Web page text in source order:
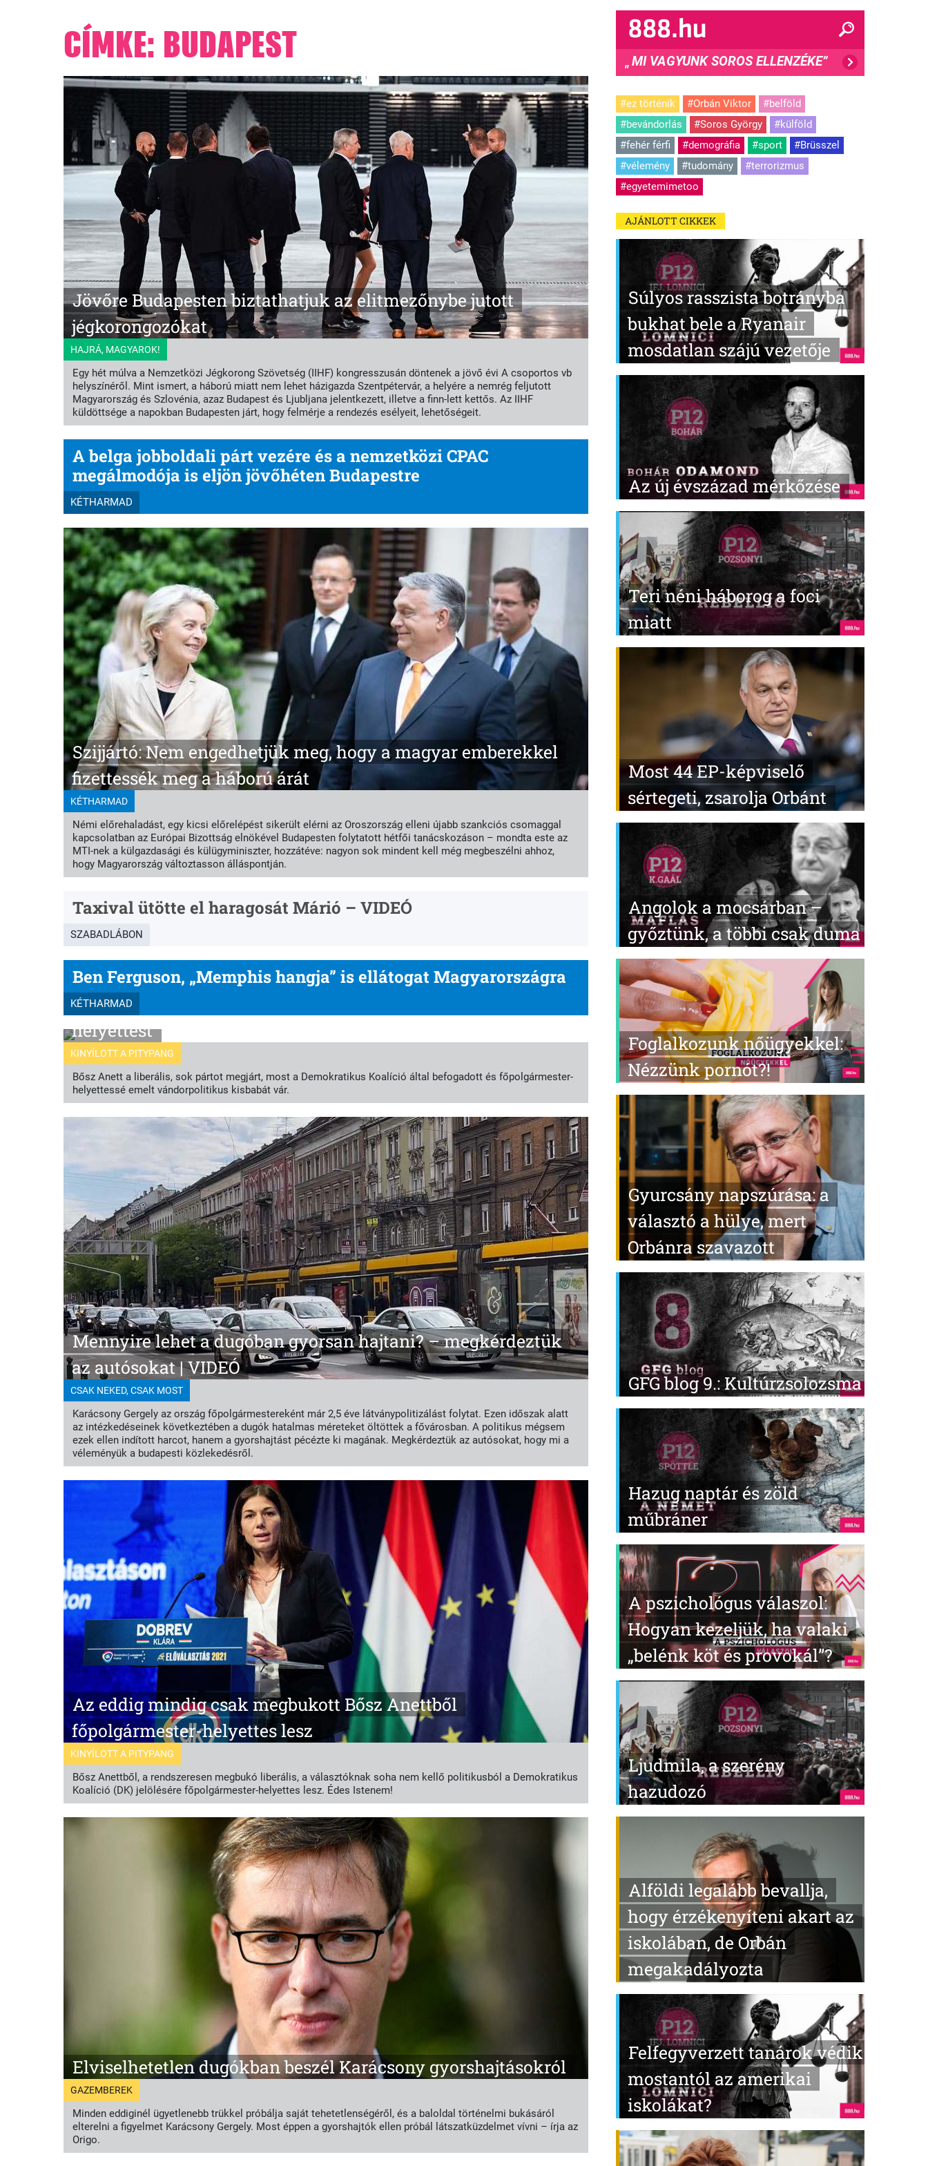
"
MI VAGYUNK SOROS ELLENZÉKE”
#ez történik #Orbán Viktor
#belföld
#bevándorlás
#Soros György
#külföld
#fehér férfi
#demográfia #sport
#Brüsszel
#vélemény
#tudomány
#terrorizmus
#egyetemimetoo
CÍMKE: BUDAPEST
Jövőre Budapesten biztathatjuk az elitmezőnybe jutott
jégkorongozókat
HAJRÁ, MAGYAROK!
Egy hét múlva a Nemzetközi Jégkorong Szövetség (IIHF) kongresszusán döntenek a jövő évi A csoportos vb
helyszínéről. Mint ismert, a háború miatt nem lehet házigazda Szentpétervár, a helyére a nemrég feljutott
Magyarország és Szlovénia, azaz Budapest és Ljubljana jelentkezett, illetve a finn-lett kettős. Az IIHF
küldöttsége a napokban Budapesten járt, hogy felmérje a rendezés esélyeit, lehetőségeit.
A belga jobboldali párt vezére és a nemzetközi CPAC
megálmodója is eljön jövőhéten Budapestre
KÉTHARMAD
Szijjártó: Nem engedhetjük meg, hogy a magyar emberekkel
fizettessék meg a háború árát
KÉTHARMAD
Némi előrehaladást, egy kicsi előrelépést sikerült elérni az Oroszország elleni újabb szankciós csomaggal
kapcsolatban az Európai Bizottság elnökével Budapesten folytatott hétfői tanácskozáson – mondta este az
MTI-nek a külgazdasági és külügyminiszter, hozzátéve: nagyon sok mindent kell még megbeszélni ahhoz,
hogy Magyarország változtasson álláspontján.
Taxival ütötte el haragosát Márió – VIDEÓ
SZABADLÁBON
Ben Ferguson, „Memphis hangja” is ellátogat Magyarországra
KÉTHARMAD
Bősz Anett babát vár, a budapestiek normális főpolgármester-
helyettest
KINYÍLOTT A PITYPANG
Bősz Anett a liberális, sok pártot megjárt, most a Demokratikus Koalíció által befogadott és főpolgármester-
helyettessé emelt vándorpolitikus kisbabát vár.
Mennyire lehet a dugóban gyorsan hajtani? – megkérdeztük
az autósokat | VIDEÓ
CSAK NEKED, CSAK MOST
Karácsony Gergely az ország főpolgármestereként már 2,5 éve látványpolitizálást folytat. Ezen időszak alatt
az intézkedéseinek következtében a dugók hatalmas méreteket öltöttek a fővárosban. A politikus mégsem
ezek ellen indított harcot, hanem a gyorshajtást pécézte ki magának. Megkérdeztük az autósokat, hogy mi a
véleményük a budapesti közlekedésről.
Az eddig mindig csak megbukott Bősz Anettből
főpolgármester-helyettes lesz
KINYÍLOTT A PITYPANG
Bősz Anettből, a rendszeresen megbukó liberális, a választóknak soha nem kellő politikusból a Demokratikus
Koalíció (DK) jelölésére főpolgármester-helyettes lesz. Édes Istenem!
Elviselhetetlen dugókban beszél Karácsony gyorshajtásokról
GAZEMBEREK
Minden eddiginél ügyetlenebb trükkel próbálja saját tehetetlenségéről, és a baloldal történelmi bukásáról
elterelni a figyelmet Karácsony Gergely. Most éppen a gyorshajtók ellen próbál látszatküzdelmet vívni – írja az
Origo.
Karácsony harcot hirdetett a gyorshajtás ellen, de már jó ideje
AJÁNLOTT CIKKEK
Súlyos rasszista botrányba
bukhat bele a Ryanair
mosdatlan szájú vezetője
Az új évszázad mérkőzése
Teri néni háborog a foci
miatt
Most 44 EP-képviselő
sértegeti, zsarolja Orbánt
Angolok a mocsárban –
győztünk, a többi csak duma
Foglalkozunk nőügyekkel:
Nézzünk pornót?!
Gyurcsány napszúrása: a
választó a hülye, mert
Orbánra szavazott
GFG blog 9.: Kultúrzsolozsma
Hazug naptár és zöld
műbráner
A pszichológus válaszol:
Hogyan kezeljük, ha valaki
„belénk köt és provokál”?
Ljudmila, a szerény
hazudozó
Alföldi legalább bevallja,
hogy érzékenyíteni akart az
iskolában, de Orbán
megakadályozta
Felfegyverzett tanárok védik
mostantól az amerikai
iskolákat?